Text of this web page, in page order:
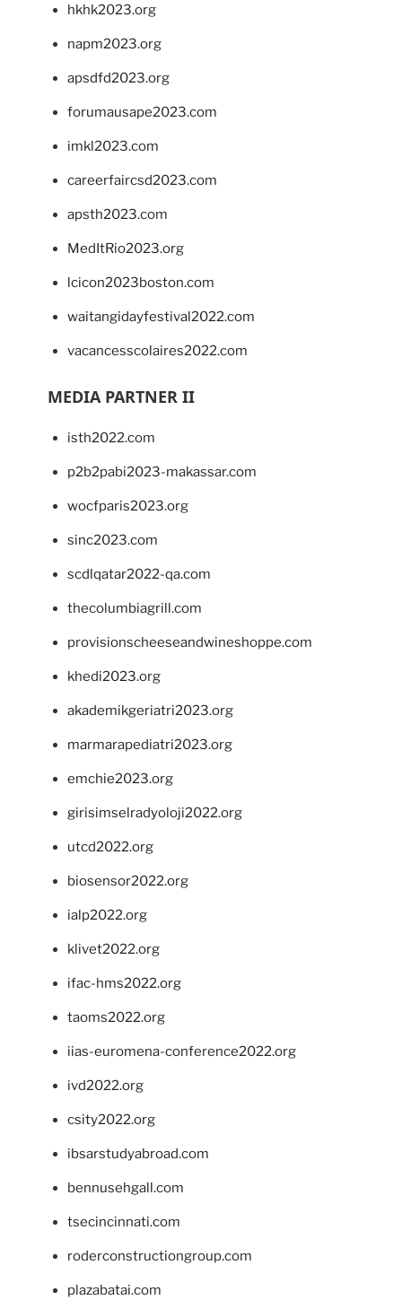
hkhk2023.org
napm2023.org
apsdfd2023.org
forumausape2023.com
imkl2023.com
careerfaircsd2023.com
apsth2023.com
MedItRio2023.org
lcicon2023boston.com
waitangidayfestival2022.com
vacancesscolaires2022.com
MEDIA PARTNER II
isth2022.com
p2b2pabi2023-makassar.com
wocfparis2023.org
sinc2023.com
scdlqatar2022-qa.com
thecolumbiagrill.com
provisionscheeseandwineshoppe.com
khedi2023.org
akademikgeriatri2023.org
marmarapediatri2023.org
emchie2023.org
girisimselradyoloji2022.org
utcd2022.org
biosensor2022.org
ialp2022.org
klivet2022.org
ifac-hms2022.org
taoms2022.org
iias-euromena-conference2022.org
ivd2022.org
csity2022.org
ibsarstudyabroad.com
bennusehgall.com
tsecincinnati.com
roderconstructiongroup.com
plazabatai.com